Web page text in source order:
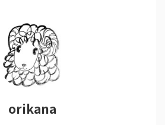
orikana